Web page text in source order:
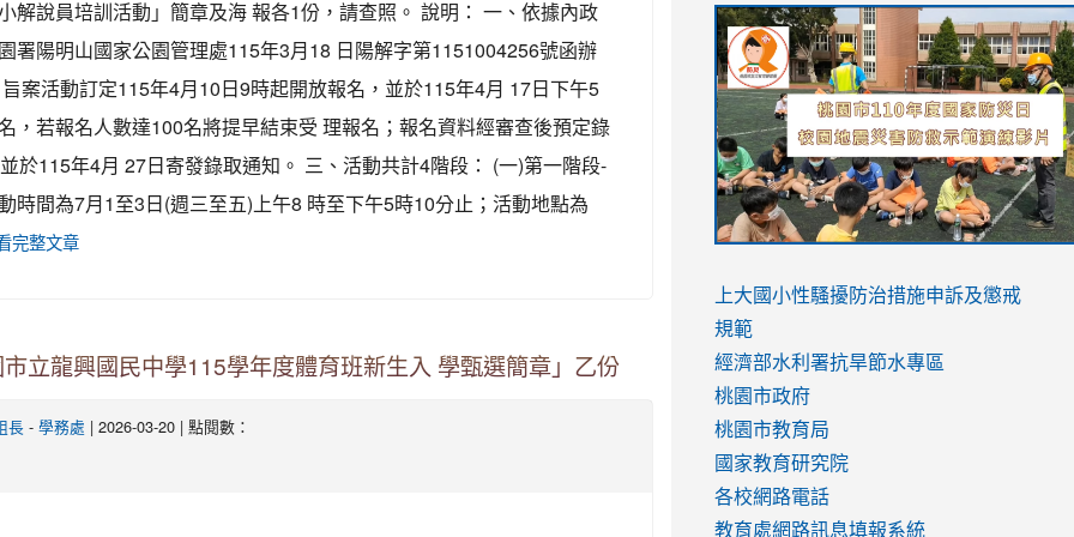
解說員培訓活動」簡章及海 報各1份，請查照。 說明： 一、依據內政
署陽明山國家公園管理處115年3月18 日陽解字第1151004256號函辦
案活動訂定115年4月10日9時起開放報名，並於115年4月 17日下午5
，若報名人數達100名將提早結束受 理報名；報名資料經審查後預定錄
於115年4月 27日寄發錄取通知。 三、活動共計4階段： (一)第一階段-
時間為7月1至3日(週三至五)上午8 時至下午5時10分止；活動地點為
完整文章
立龍興國民中學115學年度體育班新生入 學甄選簡章」乙份
長 - 學務處 | 2026-03-20 | 點閱數：
link
to
https://sites.google.com/stes.tyc.edu.tw/
link
to
https://drive.google.com/file/d/
usp=sharing
link
to
https://youtu.be/jJOMVWY3-
8M
link
to
https://drive.google.com/file/d/
usp=sharing
to
https://www.youtube.com/watch?
v=hC_gdZndU9s
to
https://www.youtube.com/watch?
v=hC_gdZndU9s
link
to
https://www.youtube.com/watch?
v=mfpNykQ0g4M
上大國小性騷擾防治措施申訴及懲戒
規範
經濟部水利署抗旱節水專區
桃園市政府
桃園市教育局
國家教育研究院
各校網路電話
教育處網路訊息填報系統